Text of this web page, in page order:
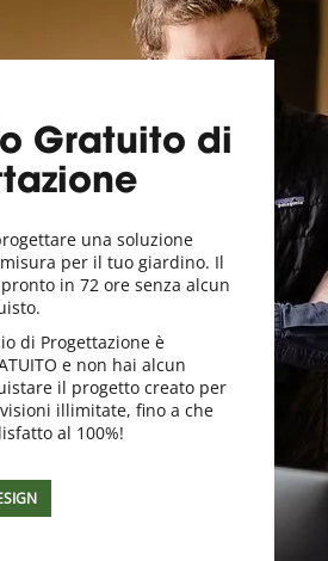
Gratuito di
una soluzione
misura per il tuo giardino. Il
in 72 ore senza alcun
di Progettazione è
e non hai alcun
il progetto creato per
illimitate, fino a che
al 100%!